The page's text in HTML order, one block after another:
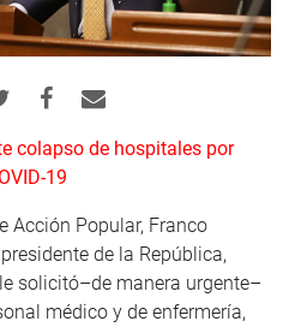
colapso de hospitales por
19
Acción Popular, Franco
de la República,
solicitó–de manera urgente–
médico y de enfermería,